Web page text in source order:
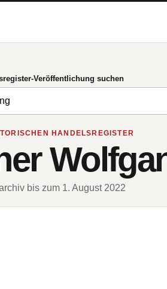
Veröffentlichung suchen
HANDELSREGISTER
bis zum 1. August 2022